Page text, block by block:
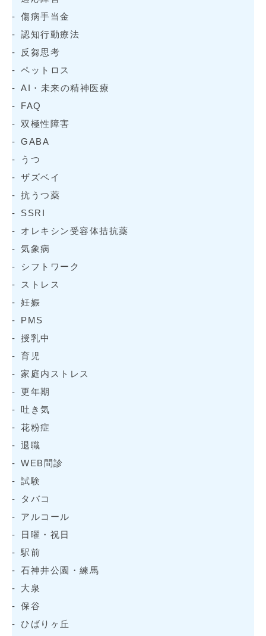
傷病手当金
認知行動療法
反芻思考
ペットロス
AI・未来の精神医療
FAQ
双極性障害
GABA
うつ
ザズベイ
抗うつ薬
SSRI
オレキシン受容体拮抗薬
気象病
シフトワーク
ストレス
妊娠
PMS
授乳中
育児
家庭内ストレス
更年期
吐き気
花粉症
退職
WEB問診
試験
タバコ
アルコール
日曜・祝日
駅前
石神井公園・練馬
大泉
保谷
ひばりヶ丘